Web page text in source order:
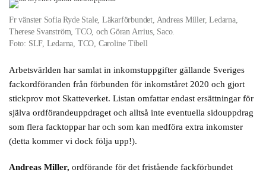
Fr vänster Sofia Ryde Stale, Läkarförbundet, Andreas Miller, Ledarna,
Therese Svanström, TCO, och Göran Arrius, Saco.
Foto: SLF, Ledarna, TCO, Caroline Tibell
Arbetsvärlden har samlat in inkomstuppgifter gällande Sveriges
fackordföranden från förbunden för inkomståret 2020 och gjort
stickprov mot Skatteverket. Listan omfattar endast ersättningar för
själva ordförandeuppdraget och alltså inte eventuella sidouppdrag
som flera facktoppar har och som kan medföra extra inkomster
(detta kommer vi dock följa upp!).
Andreas Miller, ordförande för det fristående fackförbundet